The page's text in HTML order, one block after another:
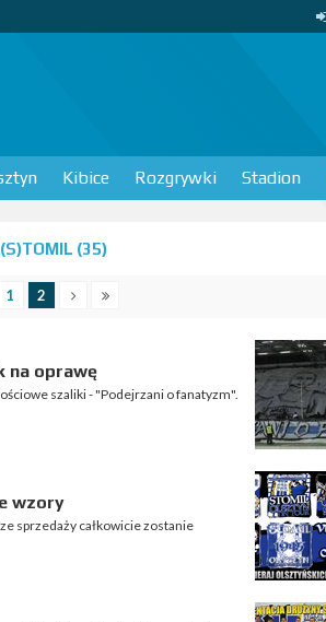
Kibice Rozgrywki Stadion
(35)
1 2
na oprawę
szaliki - "Podejrzani o fanatyzm".
wzory
sprzedaży całkowicie zostanie